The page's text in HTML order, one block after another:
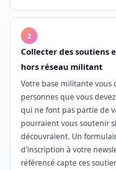
2
Collecter des soutiens
hors réseau militant
Votre base militante vous
personnes que vous
qui ne font pas partie de
pourraient vous soutenir
découvraient. Un
d'inscription à votre
référencé capte ces